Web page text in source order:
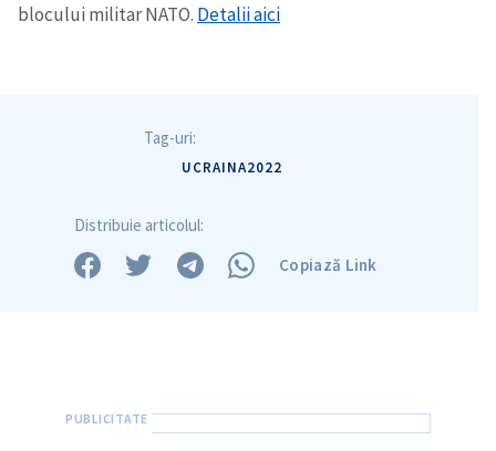
blocului militar NATO. Detalii aici
Tag-uri:
UCRAINA2022
Distribuie articolul:
Copiază Link